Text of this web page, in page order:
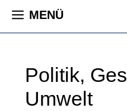
MENÜ
Politik,
Umwelt